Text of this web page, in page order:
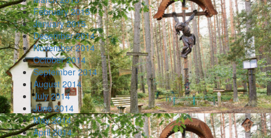
February 2015
January 2015
December 2014
November 2014
October 2014
September 2014
August 2014
July 2014
June 2014
May 2014
April 2014